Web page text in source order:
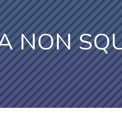
NON